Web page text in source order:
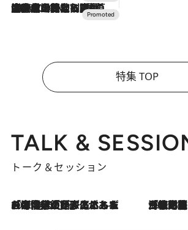
2026.7.10
NEW OPEN！【界 草津】名湯の地に誕生。趣の異なる2種の温泉と上州ならではの会席・蕎麦割烹など美食を味わう究極の癒やし旅
特集 TOP
TALK &
トーク＆セッション
2026.8.3
「今後値上げがあるとすれば…」「リスクがあるのは今年の冬」エネルギー専門家が語る、ホルムズ海峡封鎖が家庭にもたらす“ある心配” 2026.8.3
「住宅建てられない…」「サーチャージ料の高値が続いている」ホルムズ海峡封鎖